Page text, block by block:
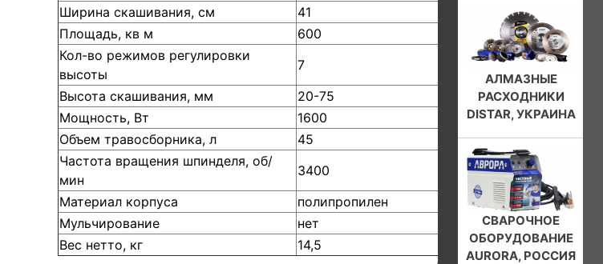
Ширина скашивания, см
41
Площадь, кв м
600
Кол-во режимов регулировки
высоты
7
Высота скашивания, мм
20-75
Мощность, Вт
1600
Объем травосборника, л
45
Частота вращения шпинделя, об/
мин
3400
Материал корпуса
полипропилен
Мульчирование
нет
Вес нетто, кг
14,5
АЛМАЗНЫЕ
РАСХОДНИКИ
DISTAR, УКРАИНА
СВАРОЧНОЕ
ОБОРУДОВАНИЕ
AURORA, РОССИЯ